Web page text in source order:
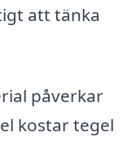
att tänka
påverkar
kostar tegel